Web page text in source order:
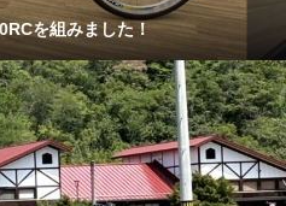
を組みました！